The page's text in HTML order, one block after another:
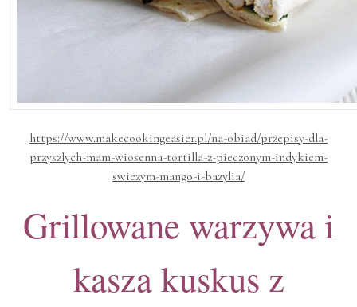
https://www.makecookingeasier.pl/na-obiad/przepisy-dla-
przyszlych-mam-wiosenna-tortilla-z-pieczonym-indykiem-
swiezym-mango-i-bazylia/
Grillowane warzywa i
kasza kuskus z